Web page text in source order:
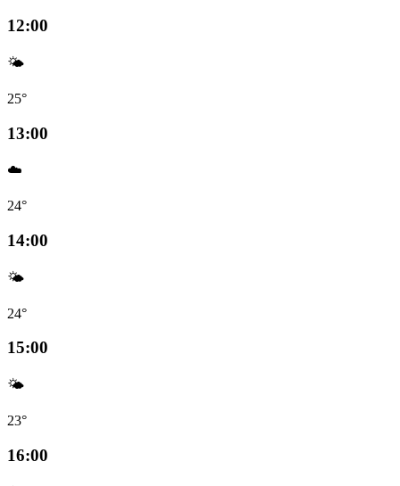
12:00
🌤️
25°
13:00
☁️
24°
14:00
🌤️
24°
15:00
🌤️
23°
16:00